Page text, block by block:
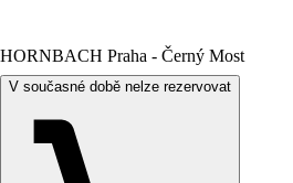
HORNBACH Praha - Černý Most
V současné době nelze rezervovat